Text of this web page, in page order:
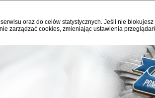
oraz do celów statystycznych. Jeśli nie
zarządzać cookies, zmieniając ustawienia